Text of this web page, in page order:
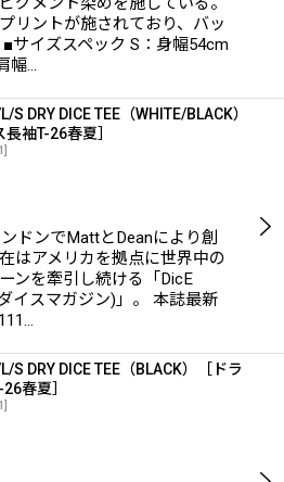
リントが施されており、バッ
サイズスペック S：身幅54cm
幅…
S DRY DICE TEE（WHITE/BLACK）
長袖T-26春夏］
]
ドンでMattとDeanにより創
はアメリカを拠点に世界中の
ンを牽引し続ける「DicE
イスマガジン)」。 本誌最新
S DRY DICE TEE（BLACK）［ドラ
春夏］
]